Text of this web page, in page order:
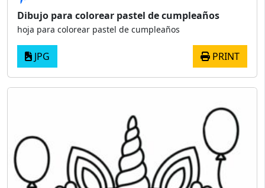
Dibujo para colorear pastel de cumpleaños
hoja para colorear pastel de cumpleaños
JPG PRINT